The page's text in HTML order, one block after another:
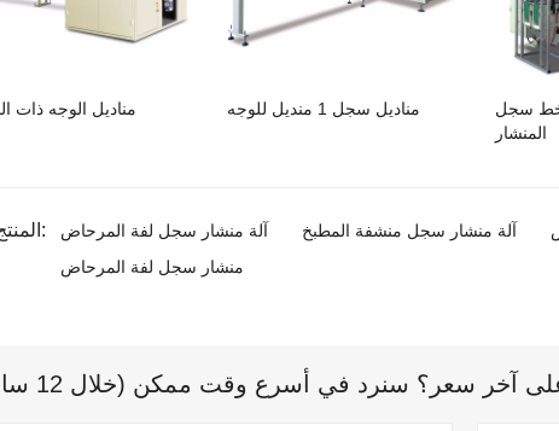
مناديل الوجه ذات مناديل سجل 1 منديل للوجه
مناديل الوجه 2 خط سجل
المنشار
المنتج الوسم: آلة منشار سجل لفة المرحاض آلة منشار سجل منشفة المطبخ
منشار سجل لفة المرحاض
آخر سعر؟ سنرد في أسرع وقت ممكن (خلال 12 ساعة)